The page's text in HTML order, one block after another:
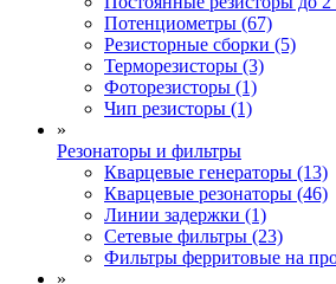
Потенциометры (67)
Резисторные сборки (5)
Терморезисторы (3)
Фоторезисторы (1)
Чип резисторы (1)
»
Резонаторы и фильтры
Кварцевые генераторы (13)
Кварцевые резонаторы (46)
Линии задержки (1)
Сетевые фильтры (23)
Фильтры ферритовые на
»